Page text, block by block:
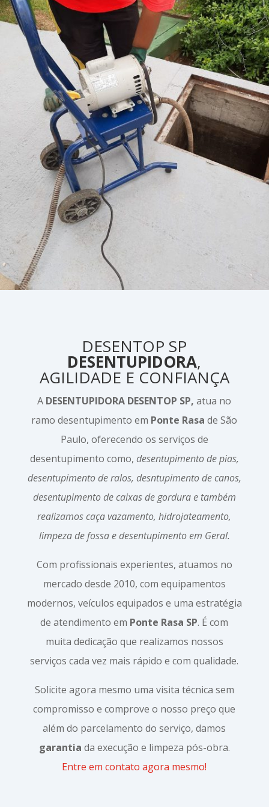
DESENTOP SP
DESENTUPIDORA,
AGILIDADE E CONFIANÇA
A DESENTUPIDORA DESENTOP SP,atua no
ramo desentupimento em Ponte Rasa de São
Paulo, oferecendo os serviços de
desentupimento como, desentupimento de pias,
desentupimento de ralos, desntupimento de canos,
desentupimento de caixas de gordura e também
realizamos caça vazamento, hidrojateamento,
limpeza de fossa e desentupimento em Geral.
Com profissionais experientes, atuamos no
mercado desde 2010, com equipamentos
modernos, veículos equipados e uma estratégia
de atendimento em Ponte Rasa SP. É com
muita dedicação que realizamos nossos
serviços cada vez mais rápido e com qualidade.
Solicite agora mesmo uma visita técnica sem
compromisso e comprove o nosso preço que
além do parcelamento do serviço, damos
garantia da execução e limpeza pós-obra.
Entre em contato agora mesmo!